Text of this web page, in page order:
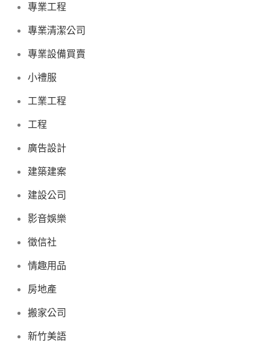
專業工程
專業清潔公司
專業設備買賣
小禮服
工業工程
工程
廣告設計
建築建案
建設公司
影音娛樂
徵信社
情趣用品
房地產
搬家公司
新竹美語